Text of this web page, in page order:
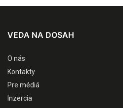
VEDA NA DOSAH
O nás
Kontakty
Pre médiá
Inzercia